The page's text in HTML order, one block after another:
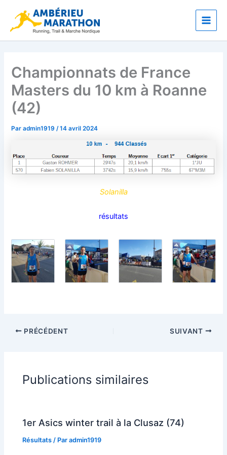
contenu
Main
Championnats de France
Masters du 10 km à Roanne
(42)
Paradmin1919/14 avril 2024
Solanilla
résultats
PRÉCÉDENT SUIVANT
Publications similaires
1er Asics winter trail à la Clusaz (74)
Résultats / Paradmin1919